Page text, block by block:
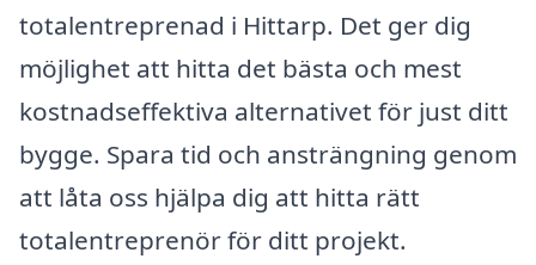
totalentreprenad i Hittarp. Det ger dig
möjlighet att hitta det bästa och mest
kostnadseffektiva alternativet för just ditt
bygge. Spara tid och ansträngning genom
att låta oss hjälpa dig att hitta rätt
totalentreprenör för ditt projekt.